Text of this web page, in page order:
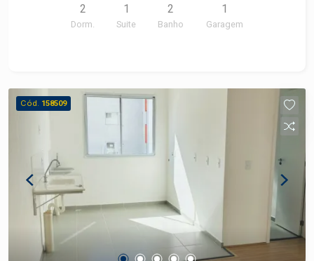
ambientes funcionais e bem aproveitados. Conta
com 02 dormitórios, sendo 01 suíte, sala de
amigos em momentos de lazer e
confraternização. Uma excelente opção para
quem busca conforto, praticidade e ótima
novo lar!
2
Dorm.
1
Suite
2
Banho
1
Garagem
Cód. 158509